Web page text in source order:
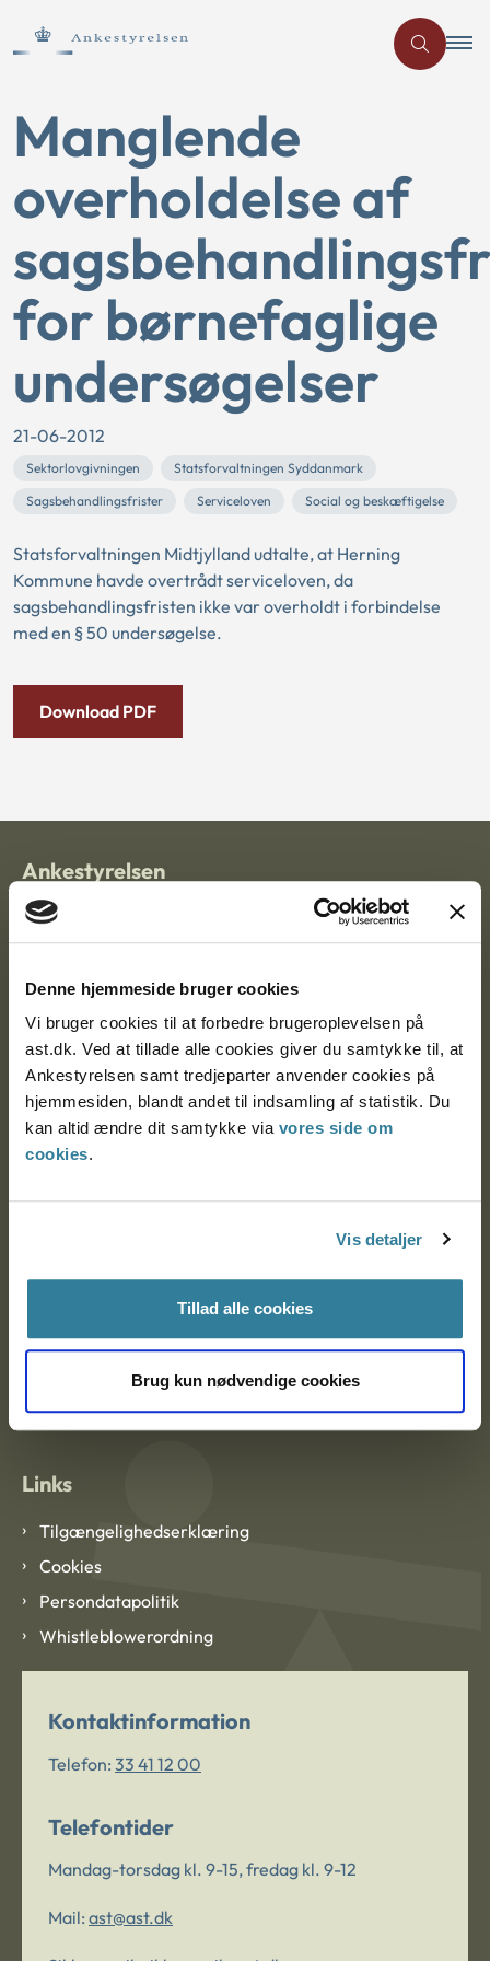
Denne hjemmeside bruger cookies
Vi bruger cookies til at forbedre brugeroplevelsen på
ast.dk. Ved at tillade alle cookies giver du samtykke til, at
Ankestyrelsen samt tredjeparter anvender cookies på
hjemmesiden, blandt andet til indsamling af statistik. Du
kan altid ændre dit samtykke via vores side om
cookies.
Vis detaljer
Tillad alle cookies
Brug kun nødvendige cookies
Manglende
overholdelse af
for børnefaglige
undersøgelser
21-06-2012
Sektorlovgivningen
Statsforvaltningen Syddanmark
Sagsbehandlingsfrister
Serviceloven Social og beskæftigelse
Statsforvaltningen Midtjylland udtalte, at Herning
Kommune havde overtrådt serviceloven, da
sagsbehandlingsfristen ikke var overholdt i forbindelse
med en § 50 undersøgelse.
Download PDF
Ankestyrelsen
Postadresse:
9000 Aalborg
Ankestyrelsen Aalborg
Ankestyrelsen København
Om Ankestyrelsen
Om Ankestyrelsen
Blanketter og kontaktformularer
Links
Tilgængelighedserklæring
Cookies
Persondatapolitik
Whistleblowerordning
Kontaktinformation
Telefon: 33 41 12 00
Telefontider
Mandag-torsdag kl. 9-15, fredag kl. 9-12
Mail: ast@ast.dk